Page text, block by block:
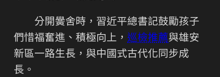
分開黌舍時，習近平總書記鼓勵孩子
們惜福奮進、積極向上， 巡檢推薦與雄安
新區一路生長，與中國式古代化同步成
長。